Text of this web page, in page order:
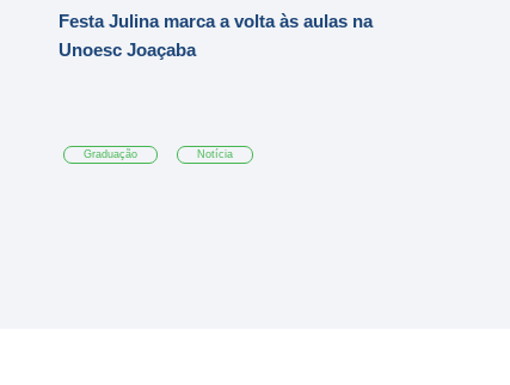
Festa Julina marca a volta às aulas na
Unoesc Joaçaba
Graduação Notícia